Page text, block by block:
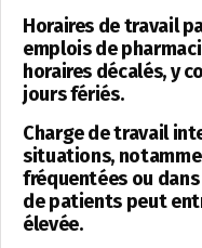
Horaires de travail
emplois de
horaires décalés, y
jours fériés.
Charge de travail
situations,
fréquentées ou
de patients peut
élevée.